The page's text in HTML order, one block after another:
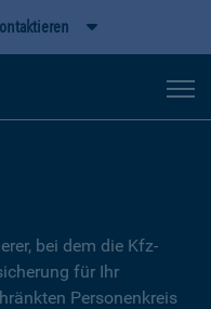
bei dem die Kfz-
für Ihr
Personenkreis